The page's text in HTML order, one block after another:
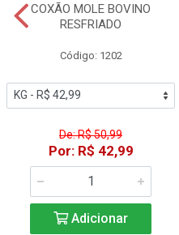
COXÃO MOLE BOVINO
RESFRIADO
Código: 1202
De: R$ 50,99
Por: R$ 42,99
Adicionar